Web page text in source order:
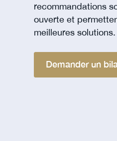
recommandations
ouverte et
meilleures solutions.
Demander un